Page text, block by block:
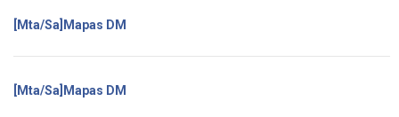
[Mta/Sa]Mapas DM
[Mta/Sa]Mapas DM